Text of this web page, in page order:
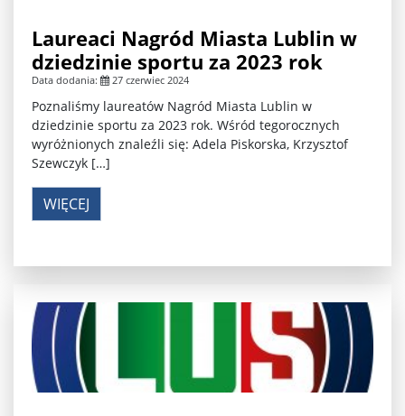
Laureaci Nagród Miasta Lublin w
dziedzinie sportu za 2023 rok
Data dodania: 27 czerwiec 2024
Poznaliśmy laureatów Nagród Miasta Lublin w
dziedzinie sportu za 2023 rok. Wśród tegorocznych
wyróżnionych znaleźli się: Adela Piskorska, Krzysztof
Szewczyk […]
WIĘCEJ